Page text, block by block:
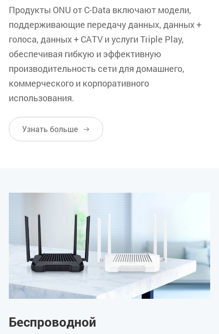
Продукты ONU от C-Data включают модели,
поддерживающие передачу данных, данных +
голоса, данных + CATV и услуги Triple Play,
обеспечивая гибкую и эффективную
производительность сети для домашнего,
коммерческого и корпоративного
использования.
Узнать больше 
Беспроводной